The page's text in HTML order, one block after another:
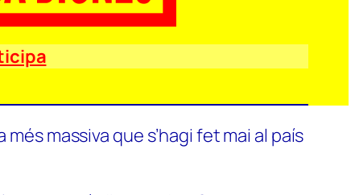
massiva que s’hagi fet mai al país